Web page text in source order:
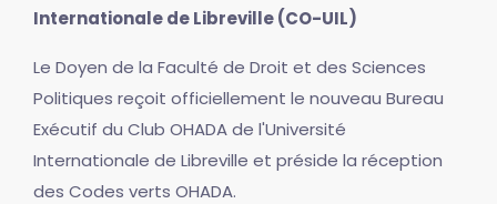
Internationale de Libreville (CO-UIL)
Le Doyen de la Faculté de Droit et des Sciences
Politiques reçoit officiellement le nouveau Bureau
Exécutif du Club OHADA de l'Université
Internationale de Libreville et préside la réception
des Codes verts OHADA.